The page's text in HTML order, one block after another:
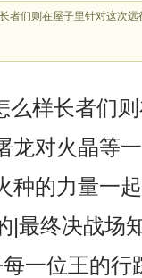
者们则在屋子里针对这次
样长者们
龙对火晶等
种的力量一
终决战场
一位王的行